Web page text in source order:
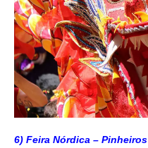
6) Feira Nórdica – Pinheiros